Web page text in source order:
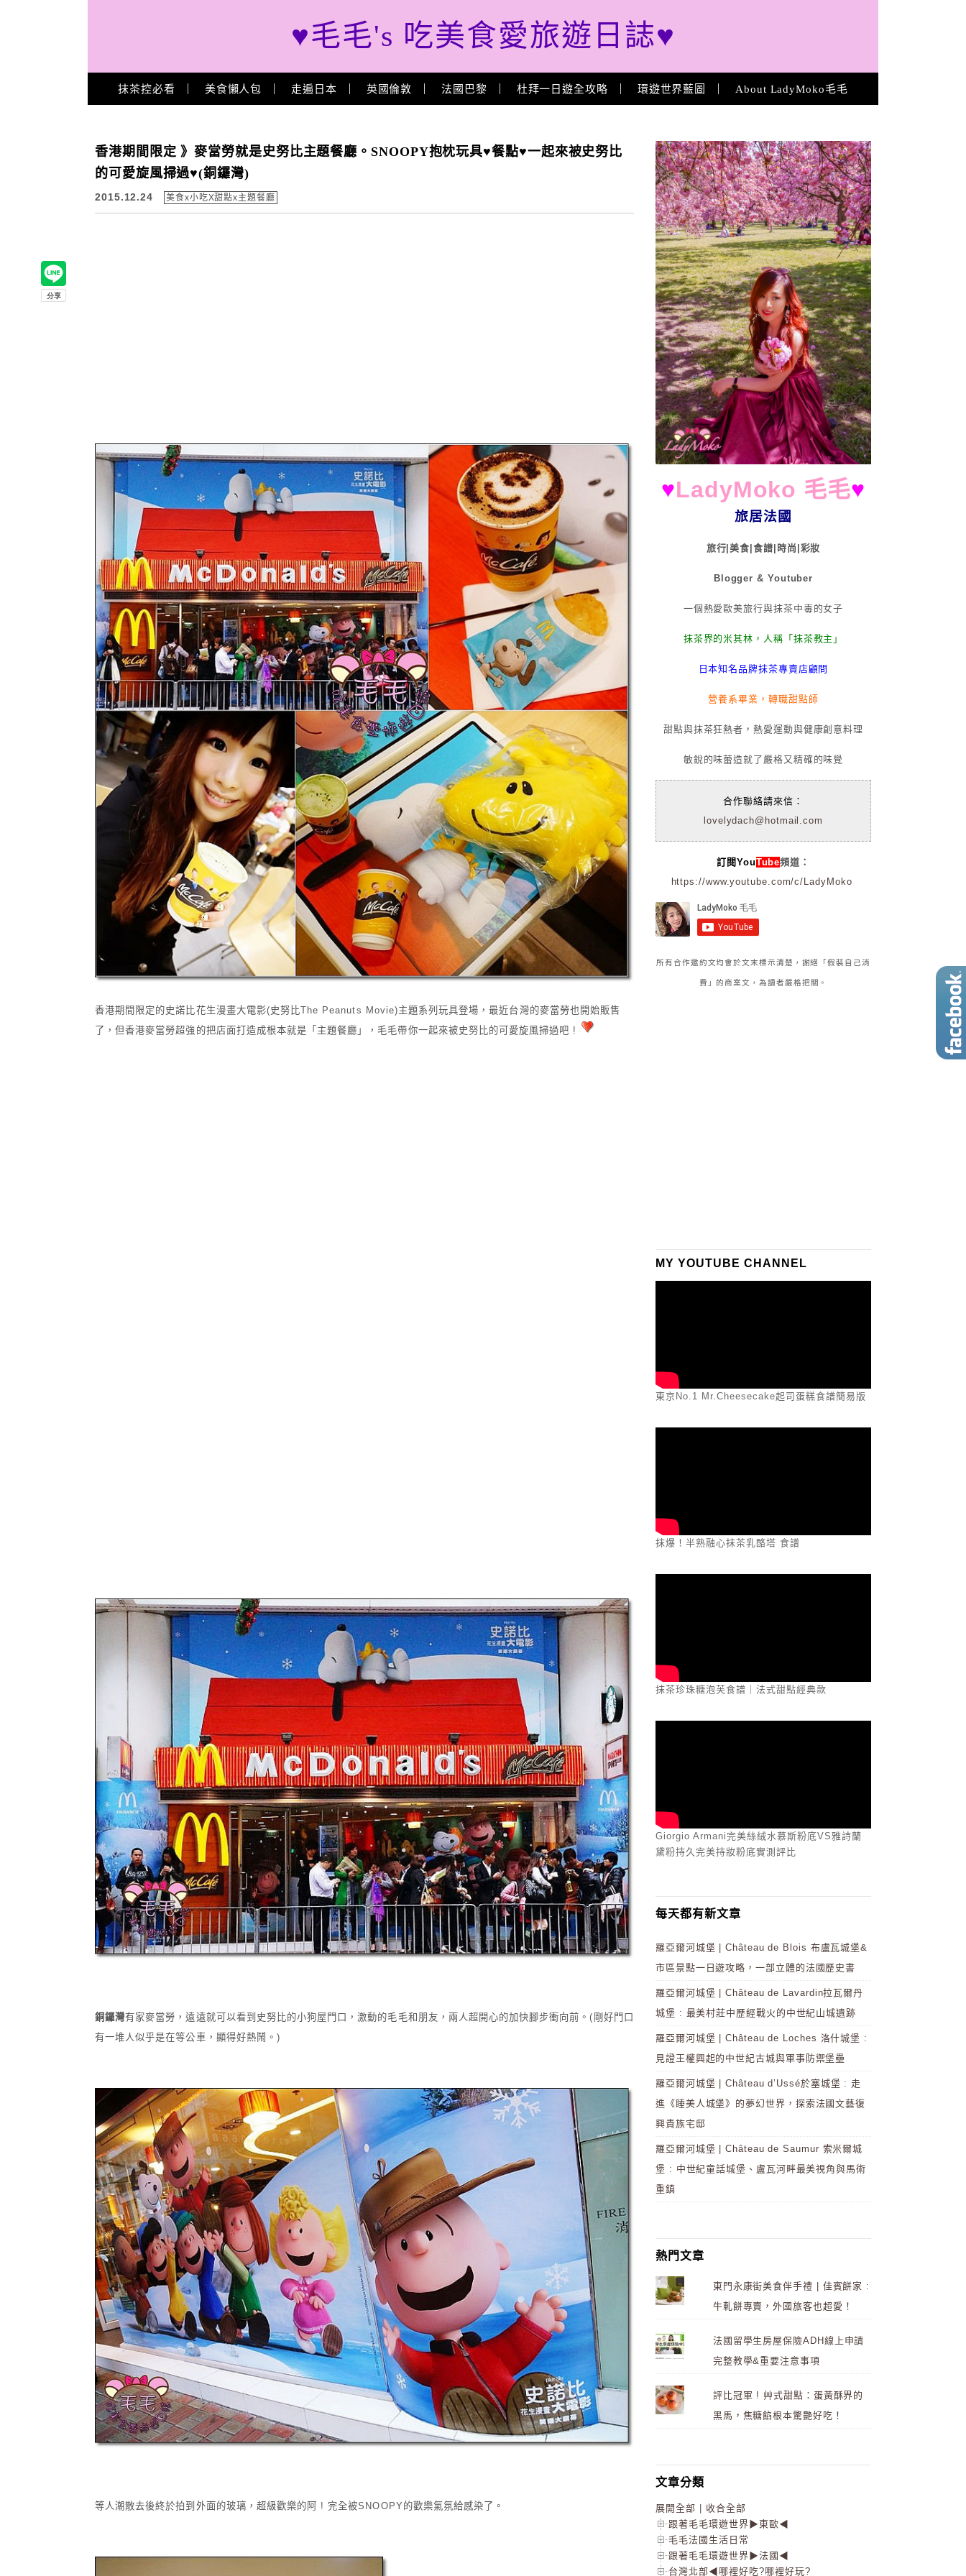
♥毛毛's 吃美食愛旅遊日誌♥
Main Menu
抹茶控必看 美食懶人包 走遍日本 英國倫敦 法國巴黎 杜拜一日遊全攻略 環遊世界藍圖 About LadyMoko毛毛
香港期間限定 》麥當勞就是史努比主題餐廳。SNOOPY抱枕玩具♥餐點♥一起來被史努比
的可愛旋風掃過♥(銅鑼灣)
2015.12.24 美食x小吃X甜點x主題餐廳
香港期間限定的史諾比花生漫畫大電影(史努比The Peanuts Movie)主題系列玩具登場，最近台灣的麥當勞也開始販售
了，但香港麥當勞超強的把店面打造成根本就是「主題餐廳」，毛毛帶你一起來被史努比的可愛旋風掃過吧 !
銅鑼灣有家麥當勞，遠遠就可以看到史努比的小狗屋門口，激動的毛毛和朋友，兩人超開心的加快腳步衝向前。(剛好門口
有一堆人似乎是在等公車，顯得好熱鬧。)
等人潮散去後終於拍到外面的玻璃，超級歡樂的阿 ! 完全被SNOOPY的歡樂氣氛給感染了。
About
♥LadyMoko 毛毛♥
旅居法國
旅行|美食|食譜|時尚|彩妝
Blogger & Youtuber
一個熱愛歐美旅行與抹茶中毒的女子
抹茶界的米其林，人稱「抹茶教主」
日本知名品牌抹茶專賣店顧問
營養系畢業，轉職甜點師
甜點與抹茶狂熱者，熱愛運動與健康創意料理
敏銳的味蕾造就了嚴格又精確的味覺
合作聯絡請來信：
lovelydach@hotmail.com
訂閱YouTube頻道：
https://www.youtube.com/c/LadyMoko
所有合作邀約文均會於文末標示清楚，謝絕「假裝自己消
費」的商業文，為讀者嚴格把關。
MY YOUTUBE CHANNEL
東京No.1 Mr.Cheesecake起司蛋糕食譜簡易版
抹爆！半熟融心抹茶乳酪塔 食譜
抹茶珍珠糖泡芙食譜｜法式甜點經典款
Giorgio Armani完美絲絨水慕斯粉底VS雅詩蘭
黛粉持久完美持妝粉底實測評比
每天都有新文章
羅亞爾河城堡 | Château de Blois 布盧瓦城堡&
市區景點一日遊攻略，一部立體的法國歷史書
羅亞爾河城堡 | Château de Lavardin拉瓦爾丹
城堡 : 最美村莊中歷經戰火的中世紀山城遺跡
羅亞爾河城堡 | Château de Loches 洛什城堡 :
見證王權興起的中世紀古城與軍事防禦堡壘
羅亞爾河城堡 | Château d’Ussé於塞城堡 : 走
進《睡美人城堡》的夢幻世界，探索法國文藝復
興貴族宅邸
羅亞爾河城堡 | Château de Saumur 索米爾城
堡 : 中世紀童話城堡、盧瓦河畔最美視角與馬術
重鎮
熱門文章
東門永康街美食伴手禮 | 佳賓餅家 :
牛軋餅專賣，外國旅客也超愛！
法國留學生房屋保險ADH線上申請
完整教學&重要注意事項
評比冠軍 ! 艸式甜點：蛋黃酥界的
黑馬，焦糖餡根本驚艷好吃！
文章分類
展開全部
收合全部
跟著毛毛環遊世界▶東歐◀
毛毛法國生活日常
跟著毛毛環遊世界▶法國◀
台灣北部◀哪裡好吃?哪裡好玩?